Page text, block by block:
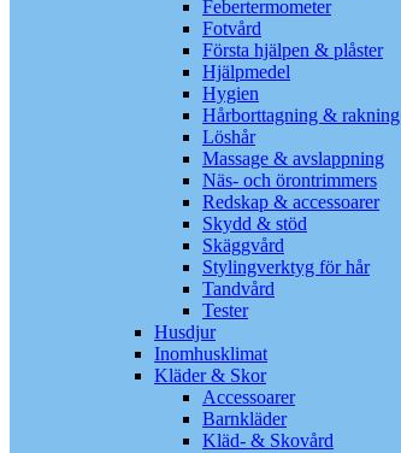
Febertermometer
Fotvård
Första hjälpen & plåster
Hjälpmedel
Hygien
Hårborttagning & rakning
Löshår
Massage & avslappning
Näs- och örontrimmers
Redskap & accessoarer
Skydd & stöd
Skäggvård
Stylingverktyg för hår
Tandvård
Tester
Husdjur
Inomhusklimat
Kläder & Skor
Accessoarer
Barnkläder
Kläd- & Skovård